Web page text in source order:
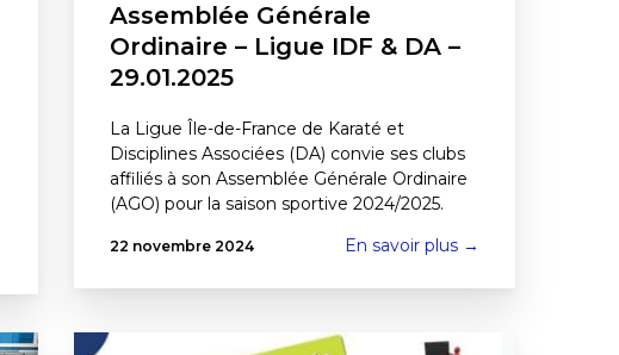
Assemblée Générale
Ordinaire – Ligue IDF & DA –
29.01.2025
La Ligue Île-de-France de Karaté et
Disciplines Associées (DA) convie ses clubs
affiliés à son Assemblée Générale Ordinaire
(AGO) pour la saison sportive 2024/2025.
22 novembre 2024 En savoir plus →